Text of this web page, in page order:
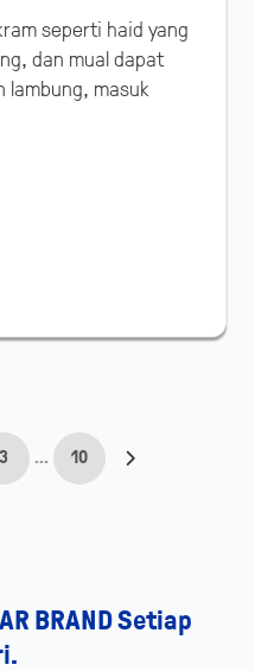
seperti haid yang
dan mual dapat
lambung, masuk
3 ... 10
BRAND Setiap